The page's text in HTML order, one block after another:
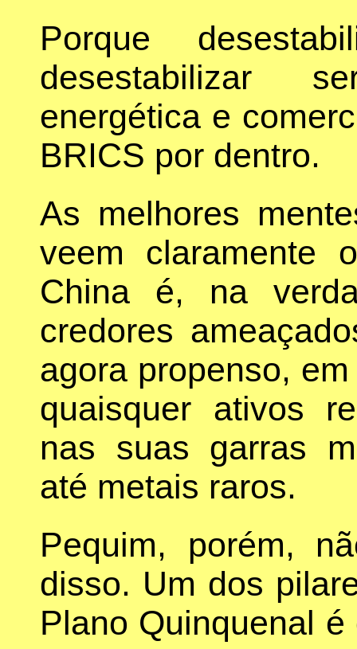
Porque
desestabilizar
energética e
BRICS por dentro.
As melhores
veem claramente
China é, na
credores
agora propenso,
quaisquer ativos
nas suas garras
até metais raros.
Pequim, porém,
disso. Um dos
Plano Quinquenal